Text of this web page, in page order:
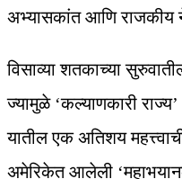
अभ्यासकांत आणि राजकीय
विसाव्या शतकाच्या
ज्यामुळे ‘कल्याणकारी
यातील एक अतिशय
अमेरिकेत आलेली